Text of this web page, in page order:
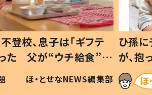
登校、息子は「ギフテ
った 父が“ウチ給食”を
る理由とは #令和の親
ほ・とせなNEWS編集部
ひ孫
が、
「涙が
い」